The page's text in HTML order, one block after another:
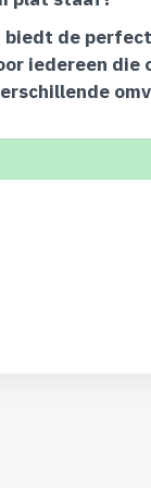
de
iedereen